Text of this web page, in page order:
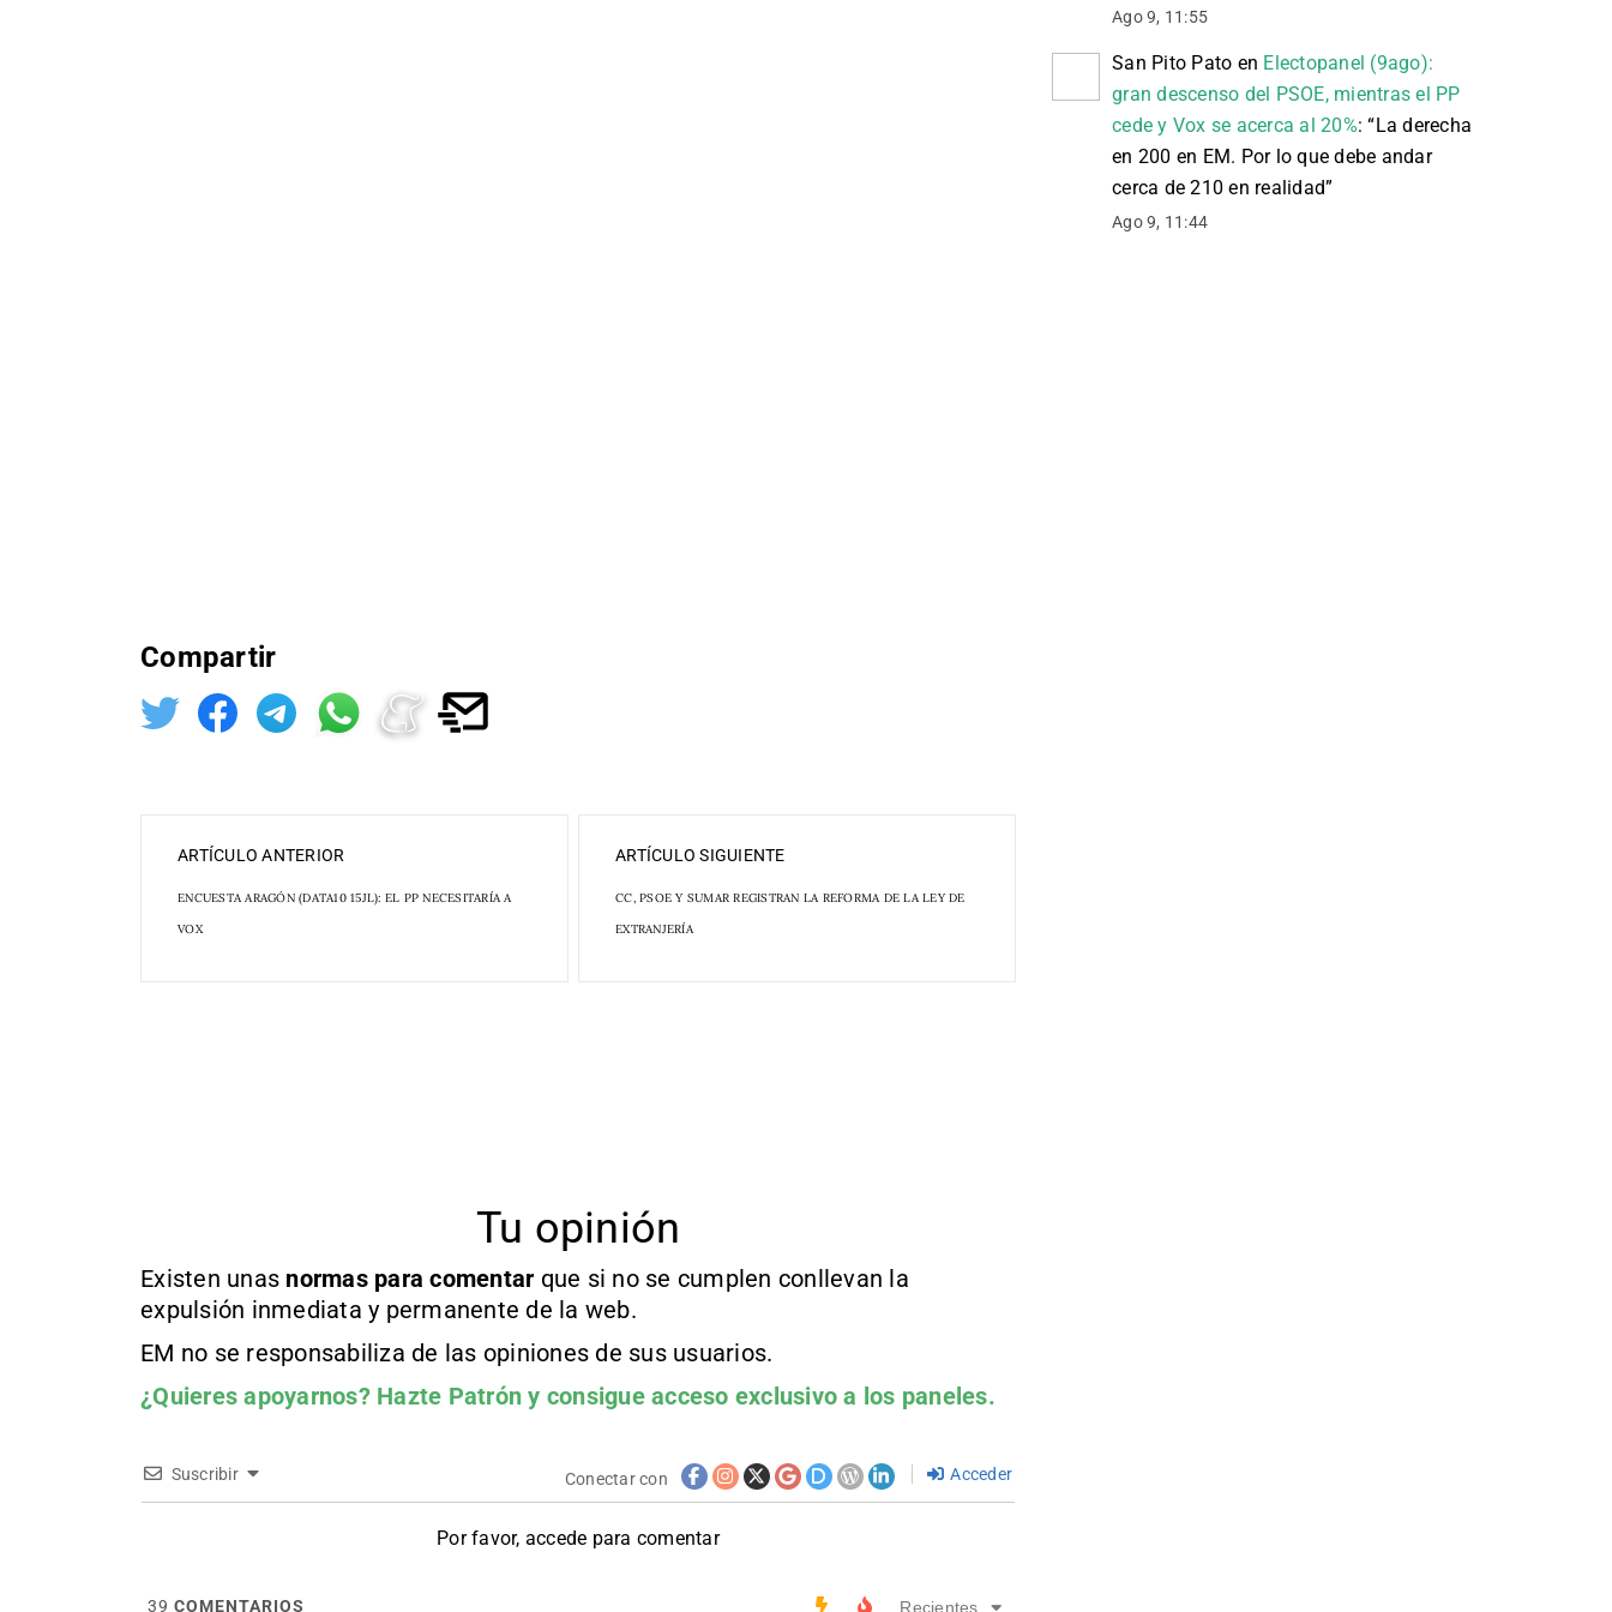
Compartir
ARTÍCULO ANTERIOR
ENCUESTA ARAGÓN (DATA10 15JL): EL PP NECESITARÍA A
VOX
ARTÍCULO SIGUIENTE
CC, PSOE Y SUMAR REGISTRAN LA REFORMA DE LA LEY DE
EXTRANJERÍA
Tu opinión
Existen unas normas para comentar que si no se cumplen conllevan la
expulsión inmediata y permanente de la web.
EM no se responsabiliza de las opiniones de sus usuarios.
¿Quieres apoyarnos? Hazte Patrón y consigue acceso exclusivo a los paneles.
Suscribir Conectar con Acceder
Por favor, accede para comentar
39 COMENTARIOS Recientes
Ago 9, 11:55
San Pito Pato en Electopanel (9ago):
gran descenso del PSOE, mientras el PP
cede y Vox se acerca al 20%: “La derecha
en 200 en EM. Por lo que debe andar
cerca de 210 en realidad”
Ago 9, 11:44